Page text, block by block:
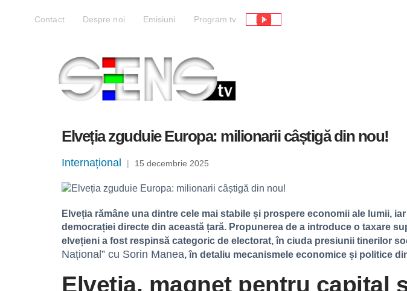
Contact Despre noi Emisiuni Program tv Live
Elveția zguduie Europa: milionarii câștigă din nou!
Internațional | 15 decembrie 2025
Elveția rămâne una dintre cele mai stabile și prospere economii ale lumii,
democrației directe din această țară. Propunerea de a introduce o taxare
elvețieni a fost respinsă categoric de electorat, în ciuda presiunii tinerilor
Național” cu Sorin Manea, în detaliu mecanismele economice și politice
Elveția, magnet pentru capital